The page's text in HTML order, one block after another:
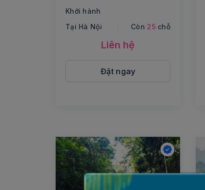
ngoạn cảnh sắc
Vùng Đông Bắc
Khởi hành
Tại Hà Nội
Còn 25chỗ
Liên hệ
Đặt ngay